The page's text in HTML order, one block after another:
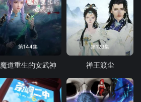
第144集
魔道重生的女武神
第123集
禅王渡尘